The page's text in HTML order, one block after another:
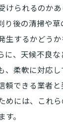
けられるのか
り後の清掃や
生するかどう
に、天候不良
、柔軟に対応
頼できる業者
めには、これ
。